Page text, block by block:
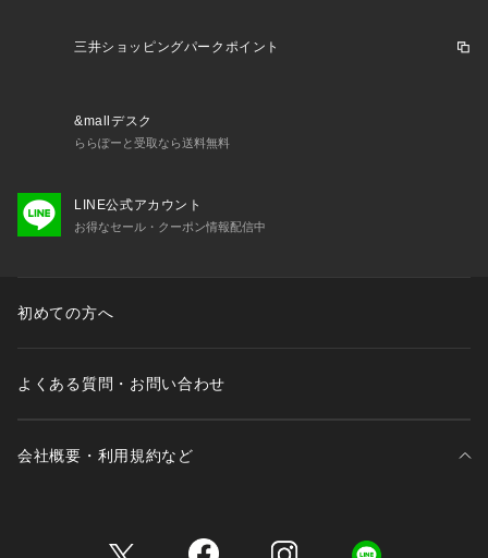
三井ショッピングパークポイント
&mallデスク
ららぽーと受取なら送料無料
LINE公式アカウント
お得なセール・クーポン情報配信中
初めての方へ
よくある質問・お問い合わせ
会社概要・利用規約など